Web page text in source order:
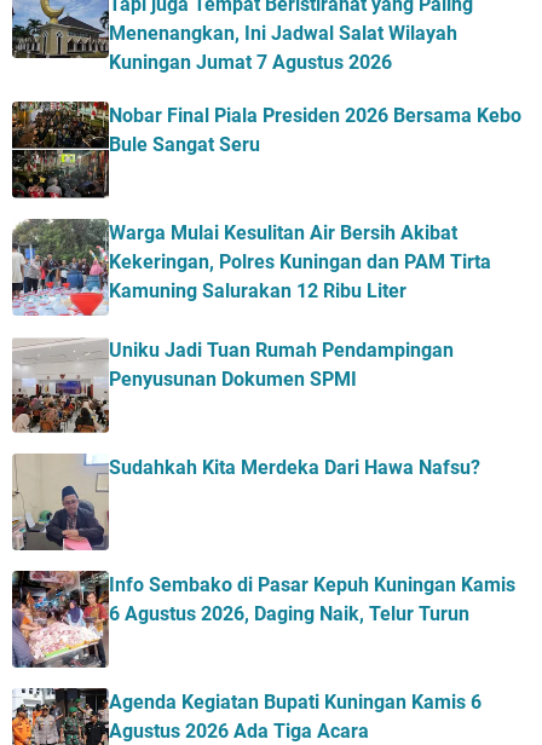
Menenangkan, Ini Jadwal Salat Wilayah
Kuningan Jumat 7 Agustus 2026
Nobar Final Piala Presiden 2026 Bersama Kebo
Bule Sangat Seru
Warga Mulai Kesulitan Air Bersih Akibat
Kekeringan, Polres Kuningan dan PAM Tirta
Kamuning Salurakan 12 Ribu Liter
Uniku Jadi Tuan Rumah Pendampingan
Penyusunan Dokumen SPMI
Sudahkah Kita Merdeka Dari Hawa Nafsu?
Info Sembako di Pasar Kepuh Kuningan Kamis
6 Agustus 2026, Daging Naik, Telur Turun
Agenda Kegiatan Bupati Kuningan Kamis 6
Agustus 2026 Ada Tiga Acara